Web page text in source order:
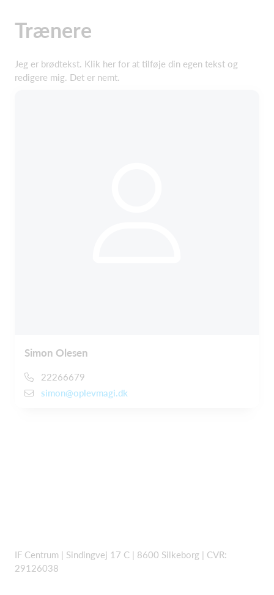
Trænere
Jeg er brødtekst. Klik her for at tilføje din egen tekst og
redigere mig. Det er nemt.
Simon Olesen
22266679
simon@oplevmagi.dk
IF Centrum | Sindingvej 17 C | 8600 Silkeborg | CVR:
29126038